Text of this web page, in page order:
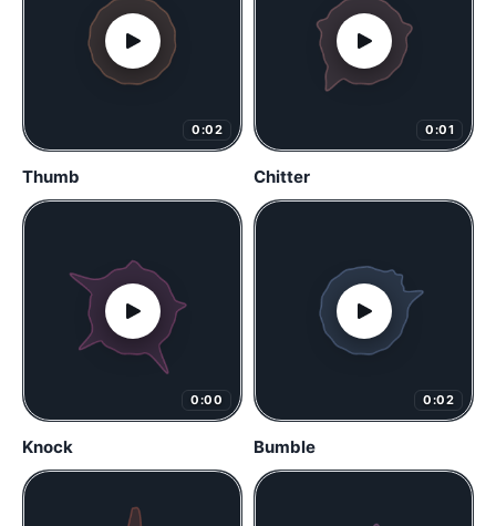
0:02
Thumb
0:01
Chitter
0:00
Knock
0:02
Bumble